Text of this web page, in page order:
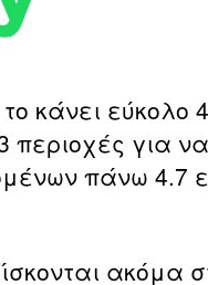
κάνει εύκολο
περιοχές για
πάνω 4.7
ακόμα